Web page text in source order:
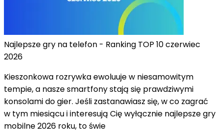
Najlepsze gry na telefon - Ranking TOP 10 czerwiec
2026
Kieszonkowa rozrywka ewoluuje w niesamowitym
tempie, a nasze smartfony stają się prawdziwymi
konsolami do gier. Jeśli zastanawiasz się, w co zagrać
w tym miesiącu i interesują Cię wyłącznie najlepsze gry
mobilne 2026 roku, to świe